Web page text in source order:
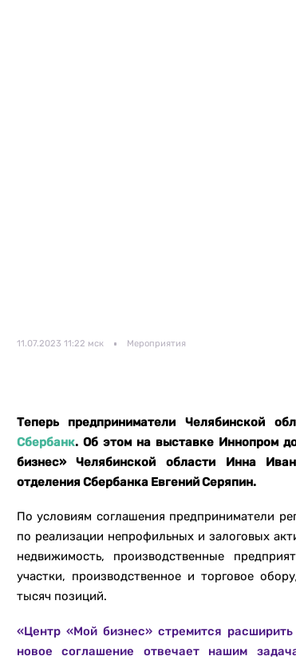
11.07.2023 11:22 мск Мероприятия
Теперь предприниматели Челябинской
Сбербанк. Об этом на выставке Иннопром
бизнес» Челябинской области Инна
отделения Сбербанка Евгений Серяпин.
По условиям соглашения предприниматели
по реализации непрофильных и залоговых
недвижимость, производственные
участки, производственное и торговое
тысяч позиций.
«Центр «Мой бизнес» стремится
новое соглашение отвечает нашим